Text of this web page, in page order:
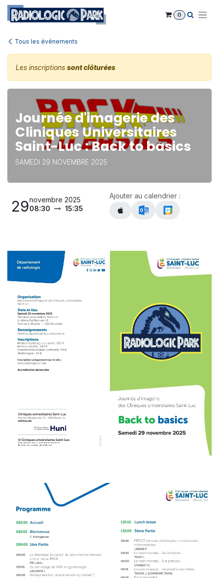
Se rendre au contenu
0
Tous les événements
Les inscriptions sont clôturées
Journée d'imagerie des
Cliniques Universitaires
Saint-Luc : Back to basics
SAMEDI 29 NOVEMBRE 2025
29novembre 2025
08:30
15:35
Ajouter au calendrier :